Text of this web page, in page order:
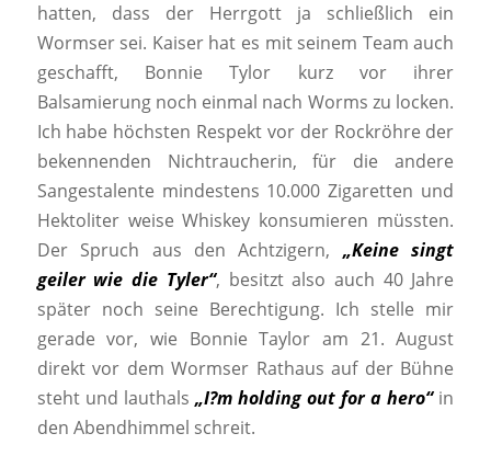
hatten, dass der Herrgott ja schließlich ein
Wormser sei. Kaiser hat es mit seinem Team auch
geschafft, Bonnie Tylor kurz vor ihrer
Balsamierung noch einmal nach Worms zu locken.
Ich habe höchsten Respekt vor der Rockröhre der
bekennenden Nichtraucherin, für die andere
Sangestalente mindestens 10.000 Zigaretten und
Hektoliter weise Whiskey konsumieren müssten.
Der Spruch aus den Achtzigern,„Keine singt
geiler wie die Tyler“, besitzt also auch 40 Jahre
später noch seine Berechtigung. Ich stelle mir
gerade vor, wie Bonnie Taylor am 21. August
direkt vor dem Wormser Rathaus auf der Bühne
steht und lauthals„I?m holding out for a hero“ in
den Abendhimmel schreit.